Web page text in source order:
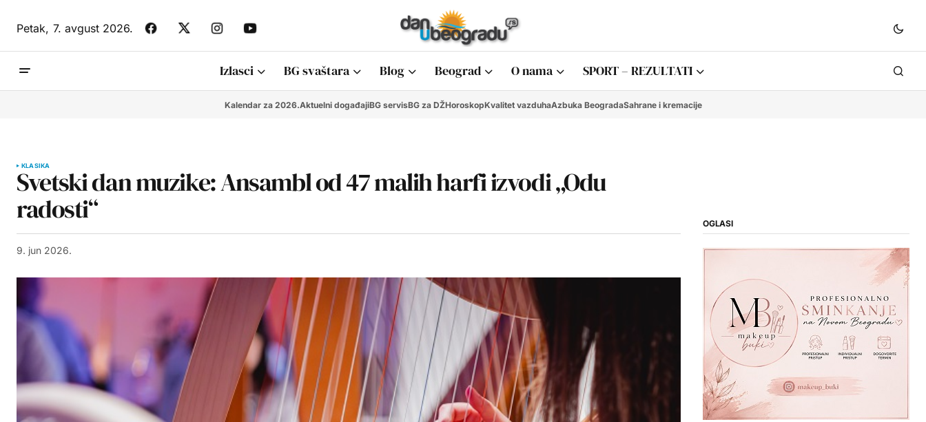
Petak,7. avgust 2026.
Izlasci BG svaštara Blog Beograd O nama SPORT – REZULTATI
Kalendar za 2026.Aktuelni događajiBG servisBG za DŽHoroskopKvalitet vazduhaAzbuka BeogradaSahrane i kremacije
KLASIKA
Svetski dan muzike: Ansambl od 47 malih harfi izvodi „Odu
radosti“
9. jun 2026.
OGLASI